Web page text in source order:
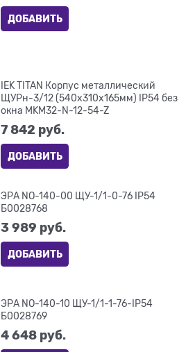
ДОБАВИТЬ
IEK TITAN Корпус металлический
ЩУРн-3/12 (540х310х165мм) IP54 без
окна MKM32-N-12-54-Z
7 842 руб.
ДОБАВИТЬ
ЭРА NO-140-00 ЩУ-1/1-0-76 IP54
Б0028768
3 989 руб.
ДОБАВИТЬ
ЭРА NO-140-10 ЩУ-1/1-1-76-IP54
Б0028769
4 648 руб.